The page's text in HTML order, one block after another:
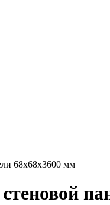
68х68х3600 мм